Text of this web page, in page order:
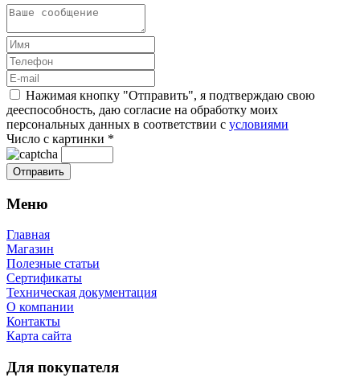
Нажимая кнопку "Отправить", я подтверждаю свою
дееспособность, даю согласие на обработку моих
персональных данных в соответствии с условиями
Число с картинки *
Меню
Главная
Магазин
Полезные статьи
Сертификаты
Техническая документация
О компании
Контакты
Карта сайта
Для покупателя